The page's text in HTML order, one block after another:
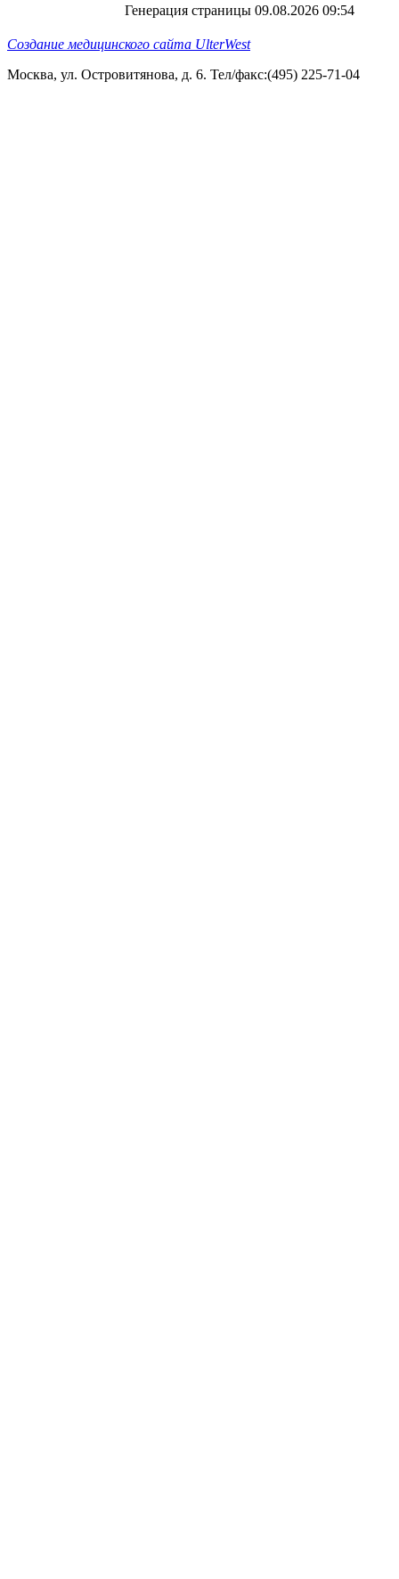
Генерация страницы 09.08.2026 09:54
Создание медицинского сайта UlterWest
Москва, ул. Островитянова, д. 6. Тел/факс:(495) 225-71-04